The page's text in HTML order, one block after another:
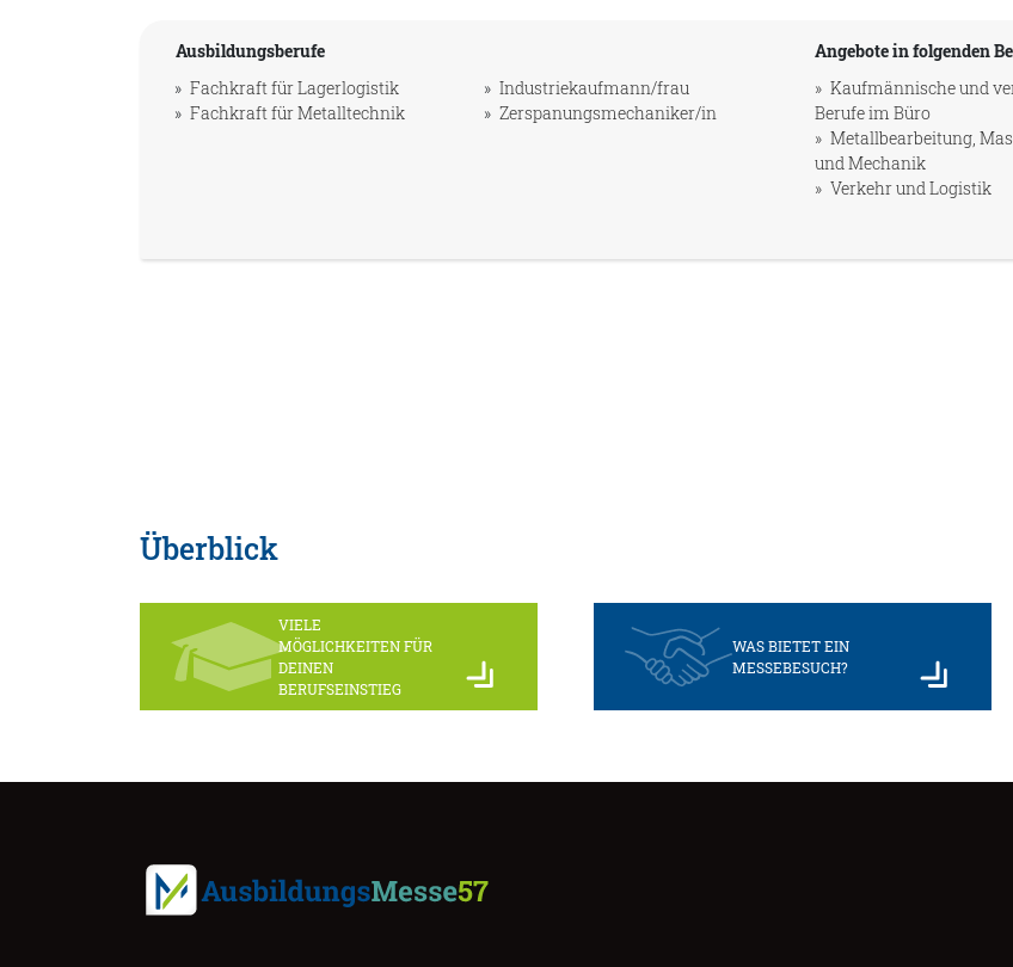
Ausbildungsberufe
Fachkraft für Lagerlogistik
Fachkraft für Metalltechnik
Industriekaufmann/frau
Zerspanungsmechaniker/in
Angebote in folgenden
Kaufmännische und
Berufe im Büro
Metallbearbeitung,
und Mechanik
Verkehr und Logistik
Überblick
VIELE
MÖGLICHKEITEN FÜR
DEINEN
BERUFSEINSTIEG
WAS BIETET EIN
MESSEBESUCH?